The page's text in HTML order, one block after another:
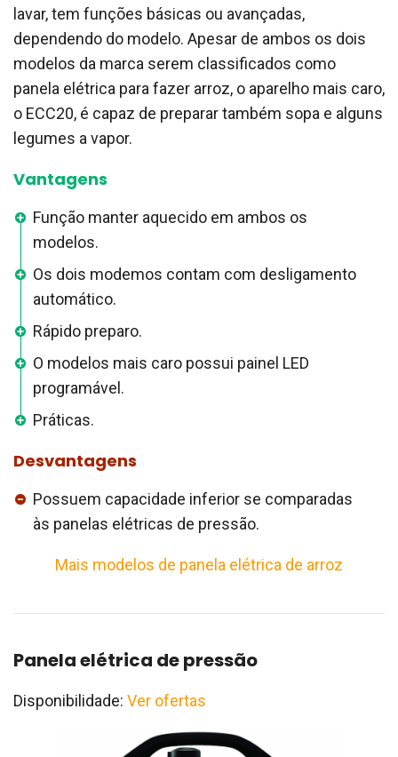
lavar, tem funções básicas ou avançadas,
dependendo do modelo. Apesar de ambos os dois
modelos da marca serem classificados como
panela elétrica para fazer arroz, o aparelho mais caro,
o ECC20, é capaz de preparar também sopa e alguns
legumes a vapor.
Vantagens
Função manter aquecido em ambos os
modelos.
Os dois modemos contam com desligamento
automático.
Rápido preparo.
O modelos mais caro possui painel LED
programável.
Práticas.
Desvantagens
Possuem capacidade inferior se comparadas
às panelas elétricas de pressão.
Mais modelos de panela elétrica de arroz
Panela elétrica de pressão
Disponibilidade: Ver ofertas